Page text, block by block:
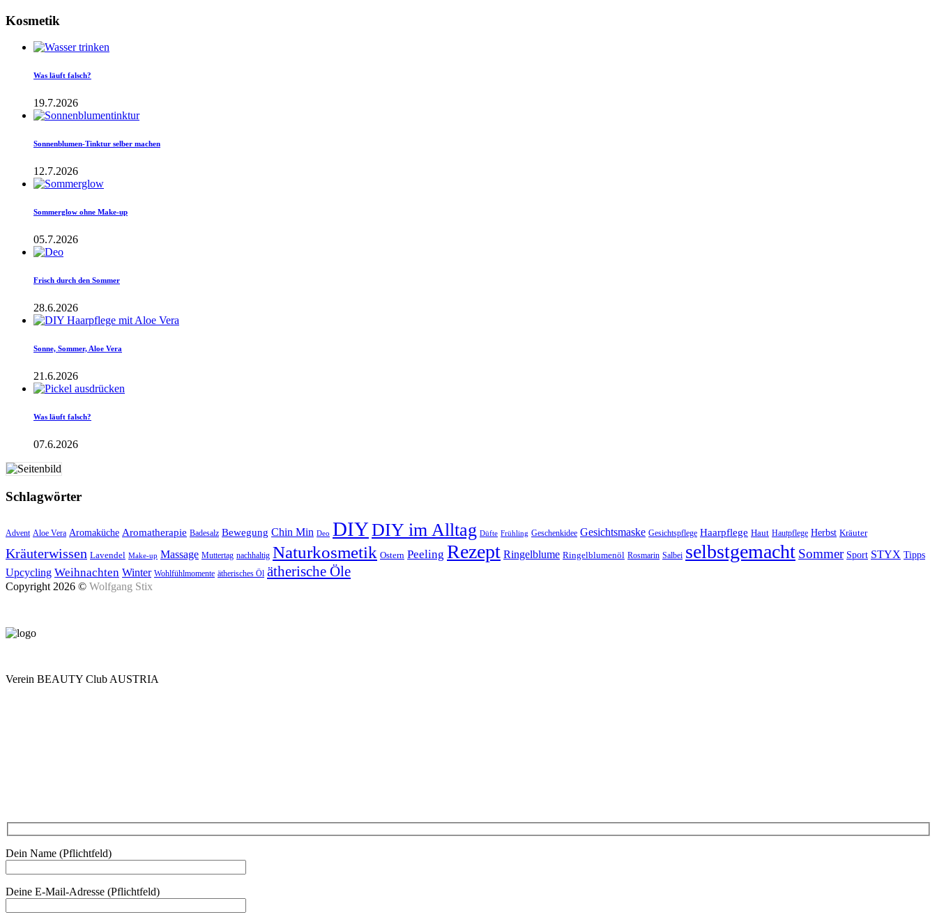
Kosmetik
Was läuft falsch?
19.7.2026
Sonnenblumen-Tinktur selber machen
12.7.2026
Sommerglow ohne Make-up
05.7.2026
Frisch durch den Sommer
28.6.2026
Sonne, Sommer, Aloe Vera
21.6.2026
Was läuft falsch?
07.6.2026
Schlagwörter
Advent Aloe Vera Aromaküche Aromatherapie Badesalz Bewegung Chin Min Deo DIYDIY im Alltag Düfte Frühling Geschenkidee Gesichtsmaske Gesichtspflege Haarpflege Haut Hautpflege Herbst Kräuter
Kräuterwissen Lavendel Make-up Massage Muttertag nachhaltig Naturkosmetik Ostern Peeling Rezept Ringelblume Ringelblumenöl Rosmarin Salbei selbstgemacht Sommer Sport STYX Tipps
Upcycling Weihnachten Winter Wohlfühlmomente ätherisches Öl ätherische Öle
Copyright 2026 © Wolfgang Stix
Verein BEAUTY Club AUSTRIA
Dein Name (Pflichtfeld)
Deine E-Mail-Adresse (Pflichtfeld)